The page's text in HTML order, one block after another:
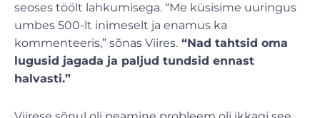
seoses töölt lahkumisega. “Me küsisime uuringus
umbes 500-lt inimeselt ja enamus ka
kommenteeris,” sõnas Viires. “Nad tahtsid oma
lugusid jagada ja paljud tundsid ennast
halvasti.”